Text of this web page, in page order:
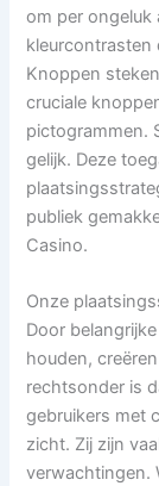
om per ongeluk
kleurcontrasten
Knoppen
cruciale
pictogrammen.
gelijk. Deze
publiek
Casino.
Onze
Door
houden,
rechtsonder is
gebruikers met
zicht. Zij zijn
verwachtingen.